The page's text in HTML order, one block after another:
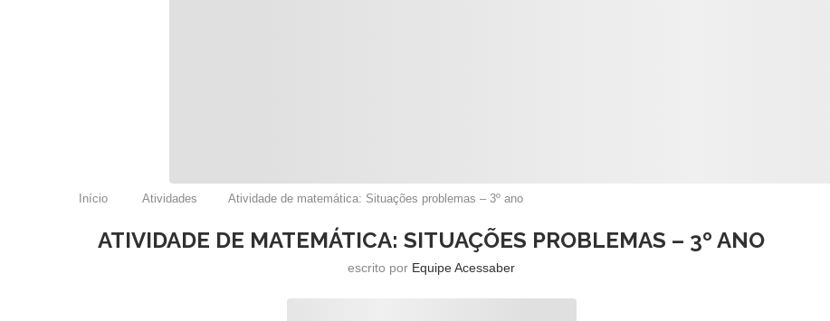
Início Atividades Atividade de matemática: Situações problemas – 3º ano
ATIVIDADE DE MATEMÁTICA: SITUAÇÕES PROBLEMAS – 3º ANO
escrito por Equipe Acessaber